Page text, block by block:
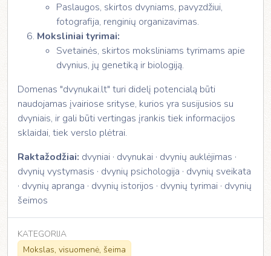
Paslaugos, skirtos dvyniams, pavyzdžiui,
fotografija, renginių organizavimas.
Moksliniai tyrimai:
Svetainės, skirtos moksliniams tyrimams apie
dvynius, jų genetiką ir biologiją.
Domenas "dvynukai.lt" turi didelį potencialą būti
naudojamas įvairiose srityse, kurios yra susijusios su
dvyniais, ir gali būti vertingas įrankis tiek informacijos
sklaidai, tiek verslo plėtrai.
Raktažodžiai: dvyniai · dvynukai · dvynių auklėjimas ·
dvynių vystymasis · dvynių psichologija · dvynių sveikata
· dvynių apranga · dvynių istorijos · dvynių tyrimai · dvynių
šeimos
KATEGORIJA
Mokslas, visuomenė, šeima